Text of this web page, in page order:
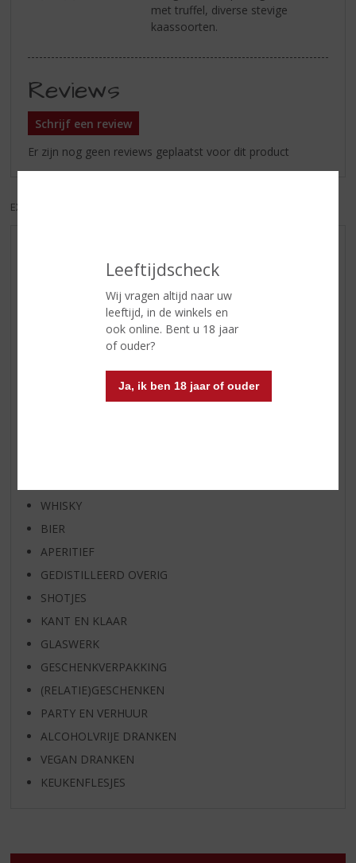
Leeftijdscheck
Wij vragen altijd naar uw
leeftijd, in de winkels en
ook online. Bent u 18 jaar
of ouder?
Ja, ik ben 18 jaar of ouder
met truffel, diverse stevige
kaassoorten.
Reviews
Schrijf een review
Er zijn nog geen reviews geplaatst voor dit product
EXCL. BTW
WIJN VAN DE MAAND
WHISKY VAN DE MAAND
RUM VAN DE MAAND
BIER VAN DE MAAND
SPIRIT VAN DE MAAND
EXCLUSIEF TOPSLIJTER
WHISKY
BIER
APERITIEF
GEDISTILLEERD OVERIG
SHOTJES
KANT EN KLAAR
GLASWERK
GESCHENKVERPAKKING
(RELATIE)GESCHENKEN
PARTY EN VERHUUR
ALCOHOLVRIJE DRANKEN
VEGAN DRANKEN
KEUKENFLESJES